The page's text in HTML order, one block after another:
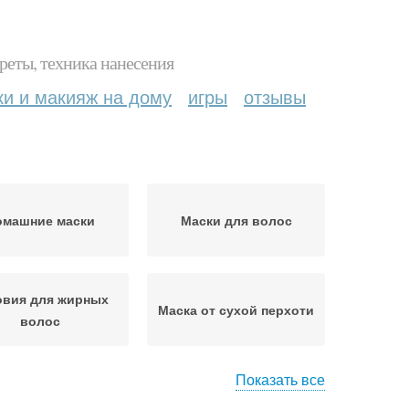
техника нанесения
и макияж на дому игры отзывы
маски Маски для волос
для жирных
волос
Маска от сухой перхоти
Показать все